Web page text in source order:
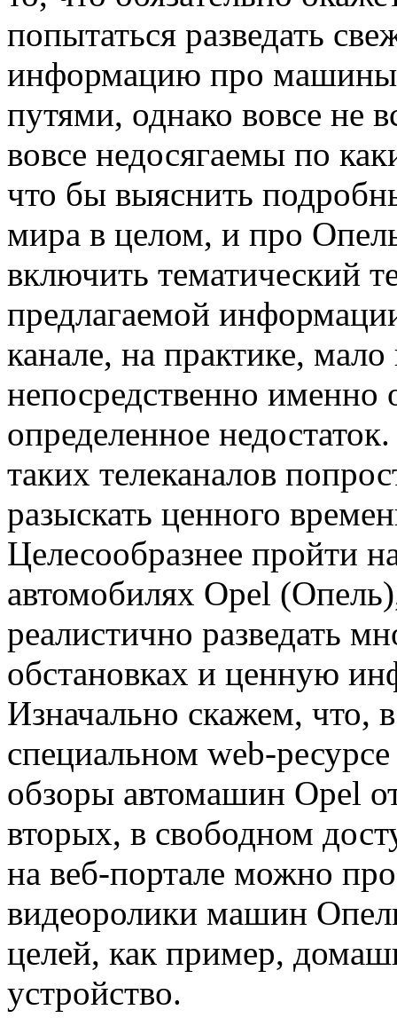
попытаться разведать
информацию про
путями, однако вовсе не
вовсе недосягаемы по
что бы выяснить
мира в целом, и про
включить тематический
предлагаемой
канале, на практике,
непосредственно именно
определенное
таких телеканалов
разыскать ценного
Целесообразнее пройти
автомобилях Opel
реалистично разведать
обстановках и ценную
Изначально скажем, что,
специальном web-
обзоры автомашин Opel
вторых, в свободном
на веб-портале можно
видеоролики машин
целей, как пример,
устройство.